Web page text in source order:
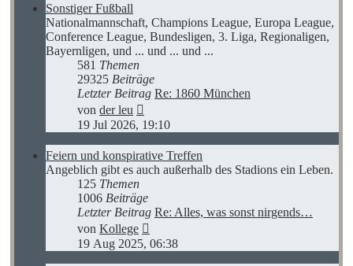
Sonstiger Fußball
Nationalmannschaft, Champions League, Europa League,
Conference League, Bundesligen, 3. Liga, Regionaligen,
Bayernligen, und ... und ... und ...
581 Themen
29325 Beiträge
Letzter Beitrag Re: 1860 München
von der leu
Beitrag
19 Jul 2026, 19:10
Feiern und konspirative Treffen
Angeblich gibt es auch außerhalb des Stadions ein Leben.
125 Themen
1006 Beiträge
Letzter Beitrag Re: Alles, was sonst nirgends…
von Kollege
Beitrag
19 Aug 2025, 06:38